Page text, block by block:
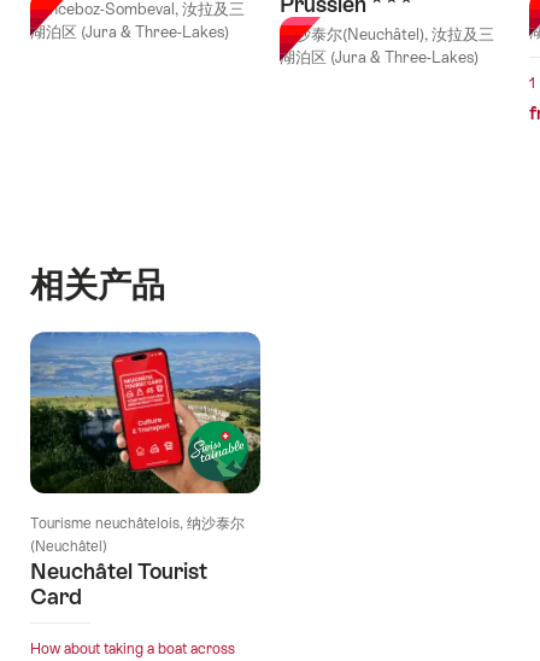
Sonceboz-Sombeval, 汝拉及三
湖泊区 (Jura & Three-Lakes)
纳沙泰尔(Neuchâtel), 汝拉及三
湖泊区 (Jura & Three-Lakes)
1
相关产品
Tourisme neuchâtelois, 纳沙泰尔
(Neuchâtel)
Neuchâtel Tourist
Card
How about taking a boat across